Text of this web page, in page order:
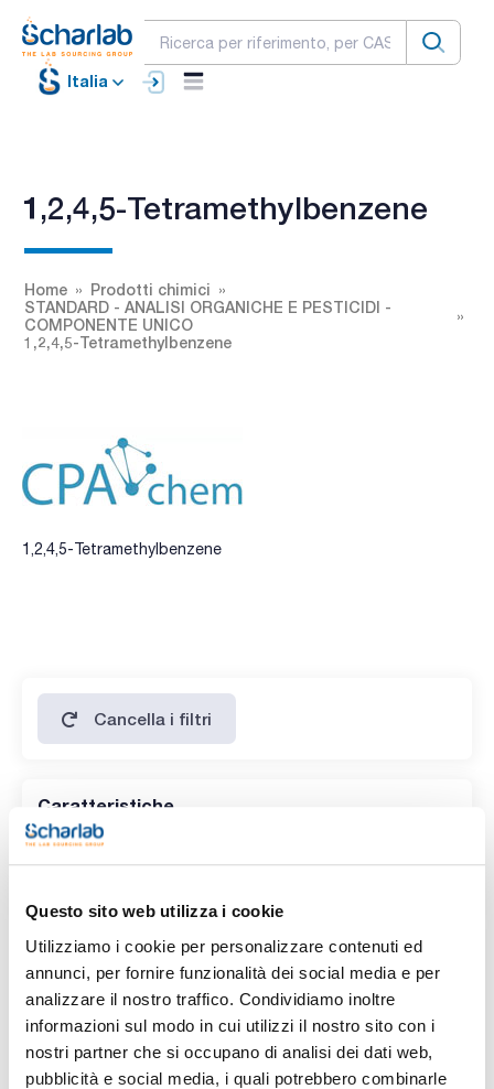
Questo sito web utilizza i cookie
Utilizziamo i cookie per personalizzare contenuti ed
annunci, per fornire funzionalità dei social media e per
analizzare il nostro traffico. Condividiamo inoltre
informazioni sul modo in cui utilizzi il nostro sito con i
nostri partner che si occupano di analisi dei dati web,
pubblicità e social media, i quali potrebbero combinarle
Italia
1,2,4,5-Tetramethylbenzene
Home
Prodotti chimici
STANDARD - ANALISI ORGANICHE E PESTICIDI -
COMPONENTE UNICO
1,2,4,5-Tetramethylbenzene
1,2,4,5-Tetramethylbenzene
Cancella i filtri
Caratteristiche
Prodotti senza filtro!
Codice
SB7000250M
Confezionamento
x250mg
Prezzo
Acquista
Controlla le
scorte